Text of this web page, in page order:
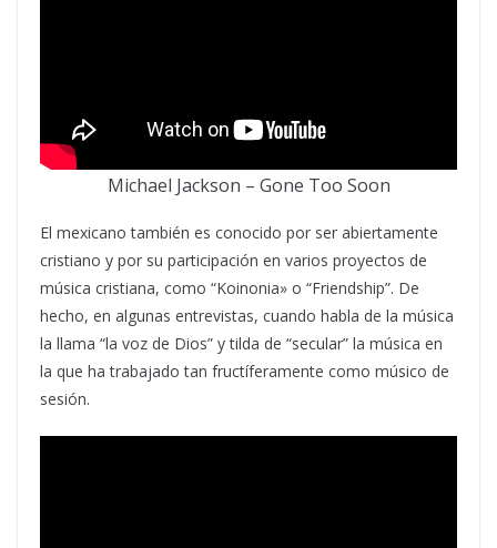
Michael Jackson – Gone Too Soon
El mexicano también es conocido por ser abiertamente
cristiano y por su participación en varios proyectos de
música cristiana, como “Koinonia» o “Friendship”. De
hecho, en algunas entrevistas, cuando habla de la música
la llama “la voz de Dios” y tilda de “secular” la música en
la que ha trabajado tan fructíferamente como músico de
sesión.